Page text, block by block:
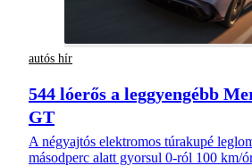
autós hír
544 lóerős a leggyengébb
GT
A négyajtós elektromos túrakupé
másodperc alatt gyorsul 0-ról 100 km/